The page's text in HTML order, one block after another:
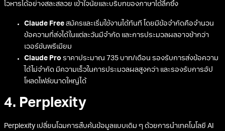
โวหารได้อย่างสละสลวย เข้าใจนัยและบริบทของภาษาได้ลึกซึ้ง
Claude Free สมัครและเริ่มใช้งานได้ทันที โดยมีข้อจำกัดคือจำนวน
ข้อความที่ส่งได้ในแต่ละวันมีจำกัด และการประมวลผลอาจช้ากว่า
เวอร์ชันพรีเมียม
Claude Pro ราคาประมาณ 735 บาท/เดือน รองรับการส่งข้อความ
ได้ไม่จำกัด มีความเร็วในการประมวลผลสูงกว่า และรองรับการอัป
โหลดไฟล์ขนาดใหญ่ได้
4. Perplexity
Perplexity เปลี่ยนโฉมการสืบค้นข้อมูลแบบเดิม ๆ ด้วยการนำเทคโนโลยี AI